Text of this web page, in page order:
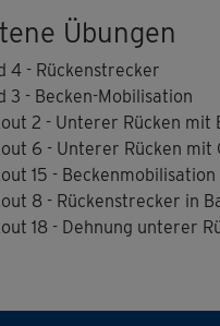
Übungen
4 - Rückenstrecker
3 - Becken-Mobilisation
2 - Unterer Rücken mit
6 - Unterer Rücken
15 - Beckenmobilisation
8 - Rückenstrecker in
18 - Dehnung unterer